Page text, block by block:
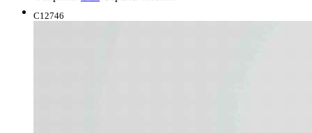
C12746